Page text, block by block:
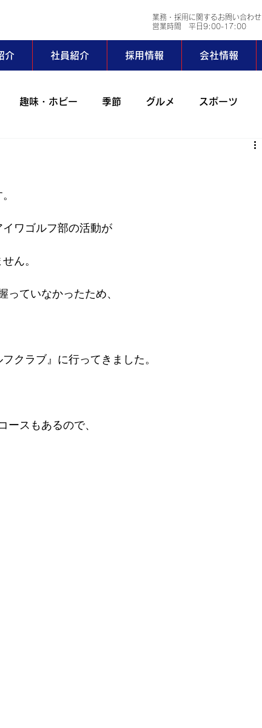
業務・採用に関するお問い合わせ
​営業時間 平日9:00-17:00
介 社員紹介 採用情報 会社情報
趣味・ホビー 季節 グルメ スポーツ
とステーション
ワゴルフ部の活動が
ん。
っていなかったため、
クラブ』に行ってきました。
ースもあるので、